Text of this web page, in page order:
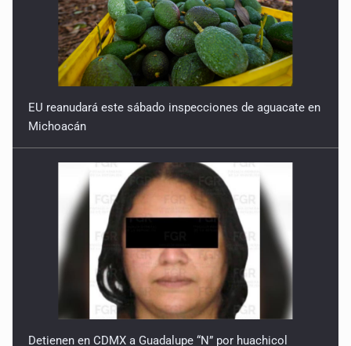
EU reanudará este sábado inspecciones de aguacate en
Michoacán
Detienen en CDMX a Guadalupe “N” por huachicol